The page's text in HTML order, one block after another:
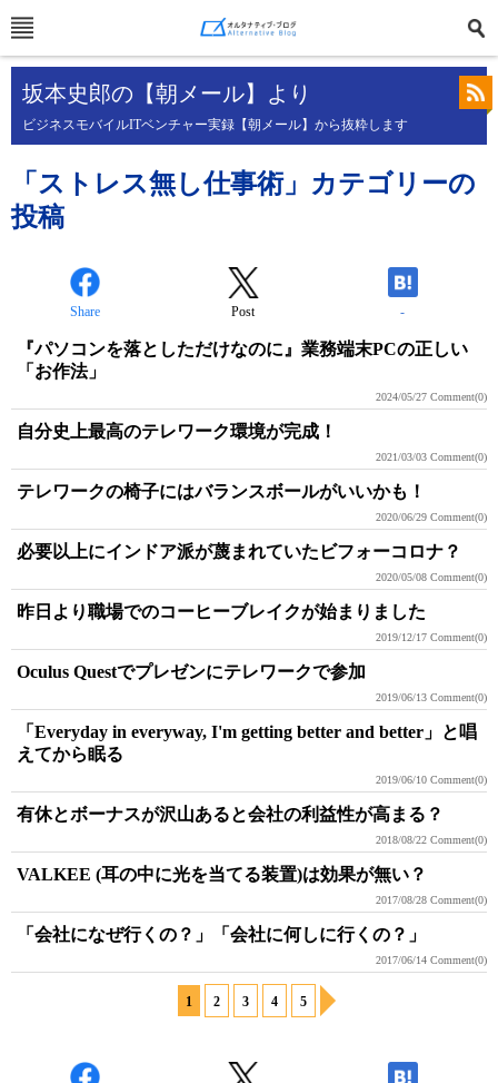
坂本史郎の【朝メール】より
ビジネスモバイルITベンチャー実録【朝メール】から抜粋します
「ストレス無し仕事術」カテゴリーの
投稿
Share Post -
『パソコンを落としただけなのに』業務端末PCの正しい
「お作法」
2024/05/27 Comment(0)
自分史上最高のテレワーク環境が完成！
2021/03/03 Comment(0)
テレワークの椅子にはバランスボールがいいかも！
2020/06/29 Comment(0)
必要以上にインドア派が蔑まれていたビフォーコロナ？
2020/05/08 Comment(0)
昨日より職場でのコーヒーブレイクが始まりました
2019/12/17 Comment(0)
Oculus Questでプレゼンにテレワークで参加
2019/06/13 Comment(0)
「Everyday in everyway, I'm getting better and better」と唱
えてから眠る
2019/06/10 Comment(0)
有休とボーナスが沢山あると会社の利益性が高まる？
2018/08/22 Comment(0)
VALKEE (耳の中に光を当てる装置)は効果が無い？
2017/08/28 Comment(0)
「会社になぜ行くの？」「会社に何しに行くの？」
2017/06/14 Comment(0)
1 2 3 4 5